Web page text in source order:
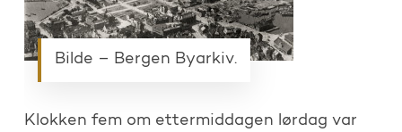
Bilde – Bergen Byarkiv.
Klokken fem om ettermiddagen lørdag var